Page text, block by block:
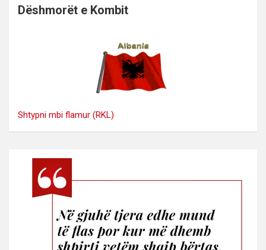
Dëshmorët e Kombit
Shtypni mbi flamur (RKL)